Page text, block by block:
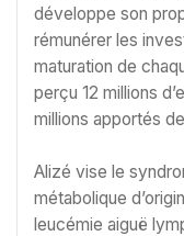
développe son
rémunérer les
maturation de
perçu 12 millions
millions apportés
Alizé vise le
métabolique
leucémie aiguë